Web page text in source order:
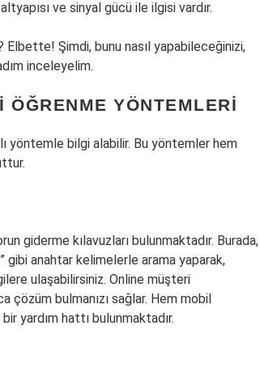
ve sinyal gücü ile ilgisi vardır.
Şimdi, bunu nasıl yapabileceğinizi,
inceleyelim.
YÖNTEMLERI
yöntemle bilgi alabilir. Bu yöntemler hem
giderme kılavuzları bulunmaktadır. Burada,
gibi anahtar kelimelerle arama yaparak,
ulaşabilirsiniz. Online müşteri
çözüm bulmanızı sağlar. Hem mobil
yardım hattı bulunmaktadır.